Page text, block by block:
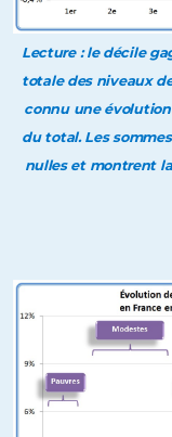
Lecture : le décile
totale des niveaux
connu une évolution
du total. Les
nulles et montrent